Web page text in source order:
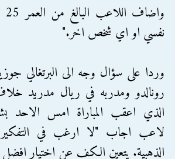
نفسي او اي شخص اخر."
وردا على سؤال وجه الى البرتغالي
رونالدو ومدربه في ريال مدريد
الذي اعقب المباراة امس الاحد
لاعب اجاب "لا ارغب في التفكير
الذهبية. يتعين الكف عن اختيار افضل